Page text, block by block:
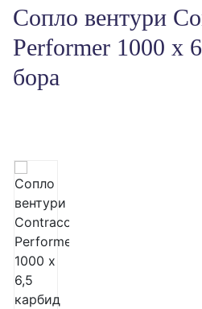
Сопло вентури Contracor
Performer 1000 х
бора